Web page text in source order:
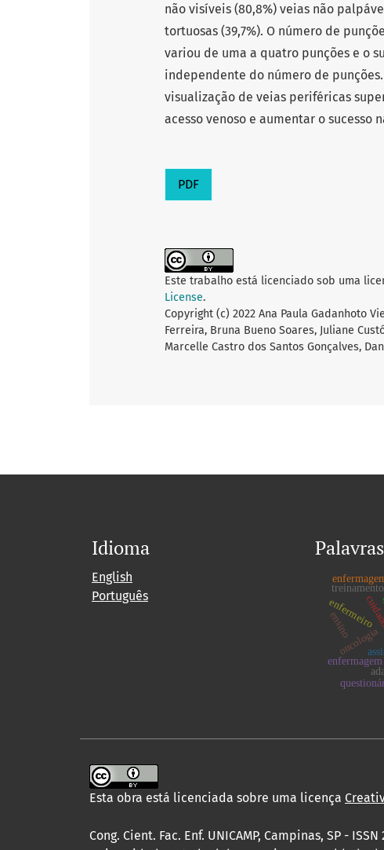
não visíveis (80,8%) veias não
tortuosas (39,7%). O número de
variou de uma a quatro punções e o
independente do número de punções.
visualização de veias periféricas
acesso venoso e aumentar o sucesso
PDF
Este trabalho está licenciado sob uma
License.
Copyright (c) 2022 Ana Paula Gadanhoto
Ferreira, Bruna Bueno Soares, Juliane
Marcelle Castro dos Santos Gonçalves,
Idioma
English
Português
oncologia
enfermeiro
ensino
Esta obra está licenciada sobre uma licença
Cong. Cient. Fac. Enf. UNICAMP, Campinas, SP - ISSN